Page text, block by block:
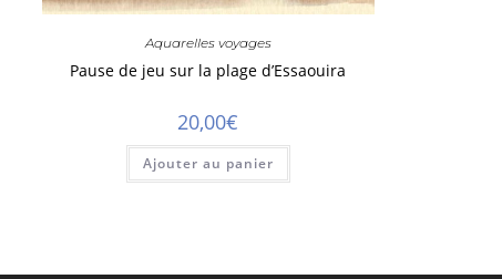
Aquarelles voyages
Pause de jeu sur la plage d’Essaouira
20,00€
Ajouter au panier